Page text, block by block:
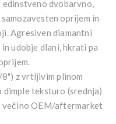
dvobarvno,
oprijem in
Agresiven diamantni
in udobje dlani, hkrati pa
8") z vrtljivim plinom
dimple teksturo (srednja)
OEM/aftermarket